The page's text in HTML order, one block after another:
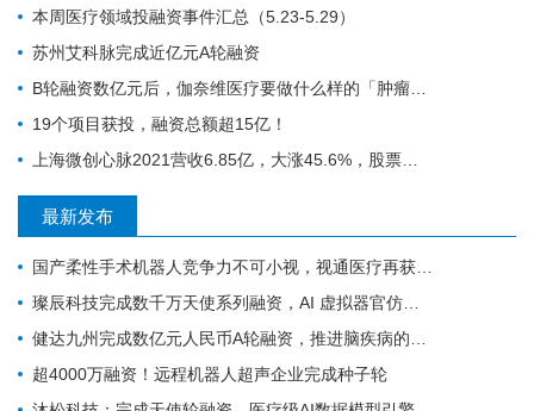
本周医疗领域投融资事件汇总（5.23-5.29）
苏州艾科脉完成近亿元A轮融资
B轮融资数亿元后，伽奈维医疗要做什么样的「肿瘤微创机器人」？
19个项目获投，融资总额超15亿！
上海微创心脉2021营收6.85亿，大涨45.6%，股票涨停！
最新发布
国产柔性手术机器人竞争力不可小视，视通医疗再获一轮融资
璨辰科技完成数千万天使系列融资，AI 虚拟器官仿真平台加速落地
健达九州完成数亿元人民币A轮融资，推进脑疾病的精准疗法加速上市
超4000万融资！远程机器人超声企业完成种子轮